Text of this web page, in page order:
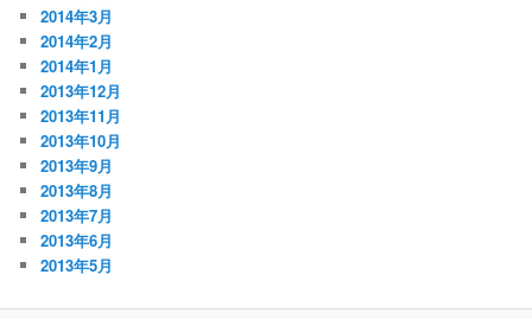
2014年3月
2014年2月
2014年1月
2013年12月
2013年11月
2013年10月
2013年9月
2013年8月
2013年7月
2013年6月
2013年5月